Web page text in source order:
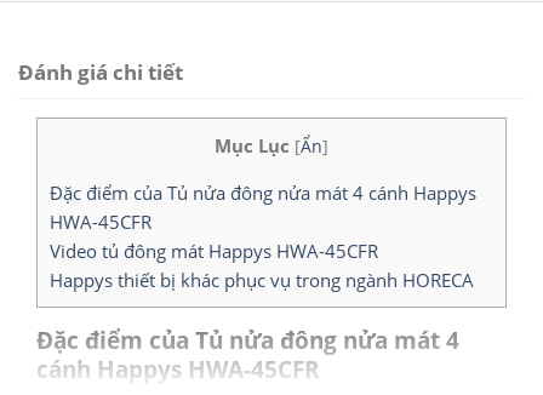
Đánh giá chi tiết
Mục Lục [Ẩn]
Đặc điểm của Tủ nửa đông nửa mát 4 cánh Happys
HWA-45CFR
Video tủ đông mát Happys HWA-45CFR
Happys thiết bị khác phục vụ trong ngành HORECA
Đặc điểm của Tủ nửa đông nửa mát 4
cánh Happys HWA-45CFR